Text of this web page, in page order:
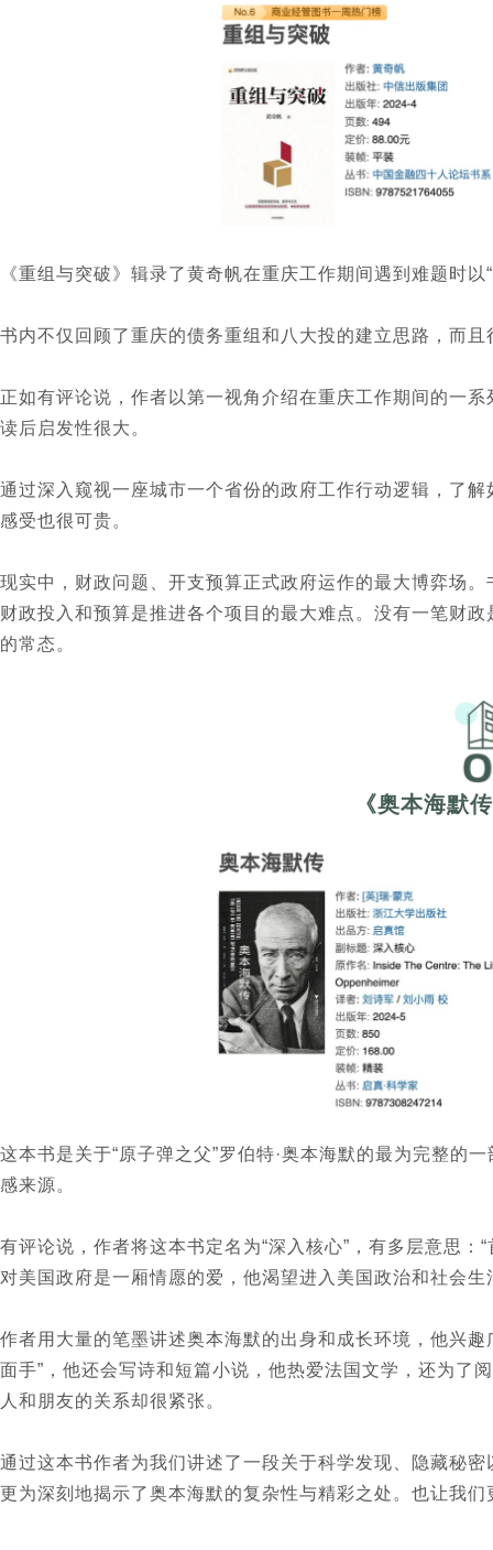
《重组与突破》辑录了黄奇帆在重庆工作期间遇到难题时
书内不仅回顾了重庆的债务重组和八大投的建立思路，而
正如有评论说，作者以第一视角介绍在重庆工作期间的一
读后启发性很大。
通过深入窥视一座城市一个省份的政府工作行动逻辑，了
感受也很可贵。
现实中，财政问题、开支预算正式政府运作的最大博弈场
财政投入和预算是推进各个项目的最大难点。没有一笔财
的常态。
《奥本海默
这本书是关于“原子弹之父”罗伯特·奥本海默的最为完整的
感来源。
有评论说，作者将这本书定名为“深入核心”，有多层意思
对美国政府是一厢情愿的爱，他渴望进入美国政治和社会
作者用大量的笔墨讲述奥本海默的出身和成长环境，他兴
面手”，他还会写诗和短篇小说，他热爱法国文学，还为了
人和朋友的关系却很紧张。
通过这本书作者为我们讲述了一段关于科学发现、隐藏秘
更为深刻地揭示了奥本海默的复杂性与精彩之处。也让我